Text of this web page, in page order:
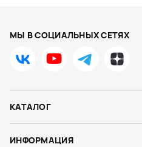
МЫ В СОЦИАЛЬНЫХ СЕТЯХ
КАТАЛОГ
ИНФОРМАЦИЯ